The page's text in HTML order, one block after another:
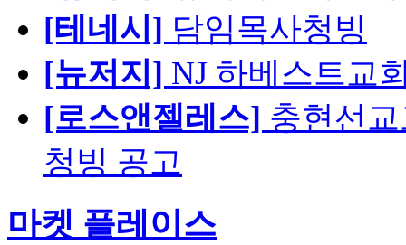
[테네시] 담임목사청빙
[뉴저지] NJ 하베스트교
[로스앤젤레스] 충현선
청빙 공고
마켓 플레이스